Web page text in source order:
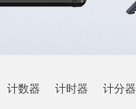
计数器 计时器 计分器